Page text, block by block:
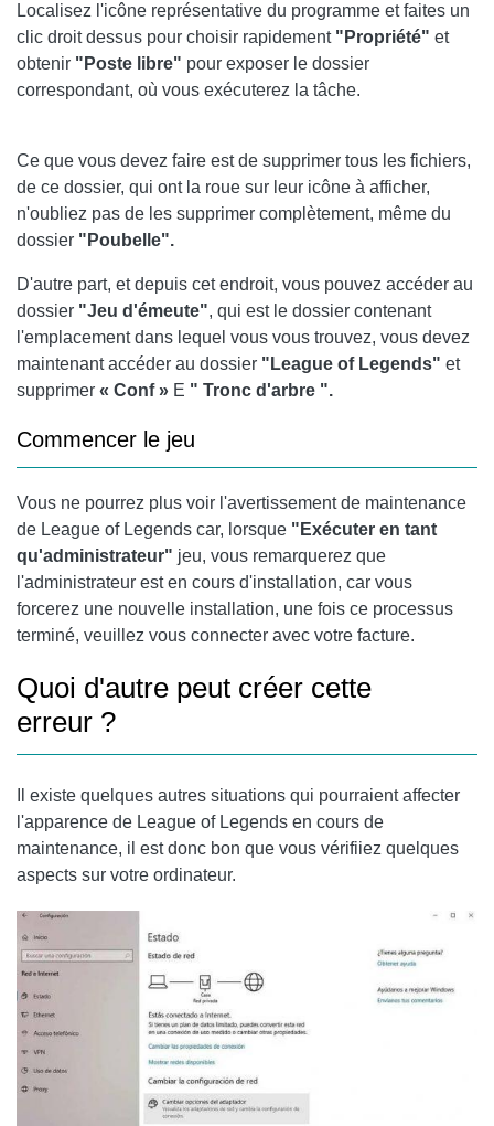
Localisez l'icône représentative du programme et faites un
clic droit dessus pour choisir rapidement "Propriété" et
obtenir "Poste libre" pour exposer le dossier
correspondant, où vous exécuterez la tâche.
Ce que vous devez faire est de supprimer tous les fichiers,
de ce dossier, qui ont la roue sur leur icône à afficher,
n'oubliez pas de les supprimer complètement, même du
dossier "Poubelle".
D'autre part, et depuis cet endroit, vous pouvez accéder au
dossier "Jeu d'émeute", qui est le dossier contenant
l'emplacement dans lequel vous vous trouvez, vous devez
maintenant accéder au dossier "League of Legends" et
supprimer « Conf » E " Tronc d'arbre ".
Commencer le jeu
Vous ne pourrez plus voir l'avertissement de maintenance
de League of Legends car, lorsque "Exécuter en tant
qu'administrateur" jeu, vous remarquerez que
l'administrateur est en cours d'installation, car vous
forcerez une nouvelle installation, une fois ce processus
terminé, veuillez vous connecter avec votre facture.
Quoi d'autre peut créer cette
erreur ?
Il existe quelques autres situations qui pourraient affecter
l'apparence de League of Legends en cours de
maintenance, il est donc bon que vous vérifiiez quelques
aspects sur votre ordinateur.